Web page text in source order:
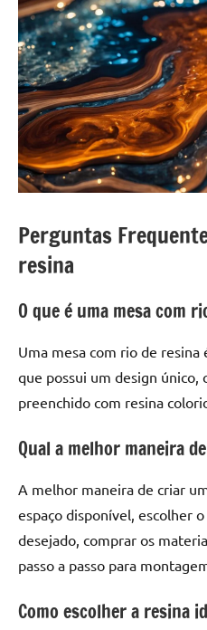
Perguntas
resina
O que é uma mesa com
Uma mesa com rio de
que possui um design único,
preenchido com resina
Qual a melhor maneira
A melhor maneira de criar
espaço disponível, escolher
desejado, comprar os
passo a passo para
Como escolher a resina